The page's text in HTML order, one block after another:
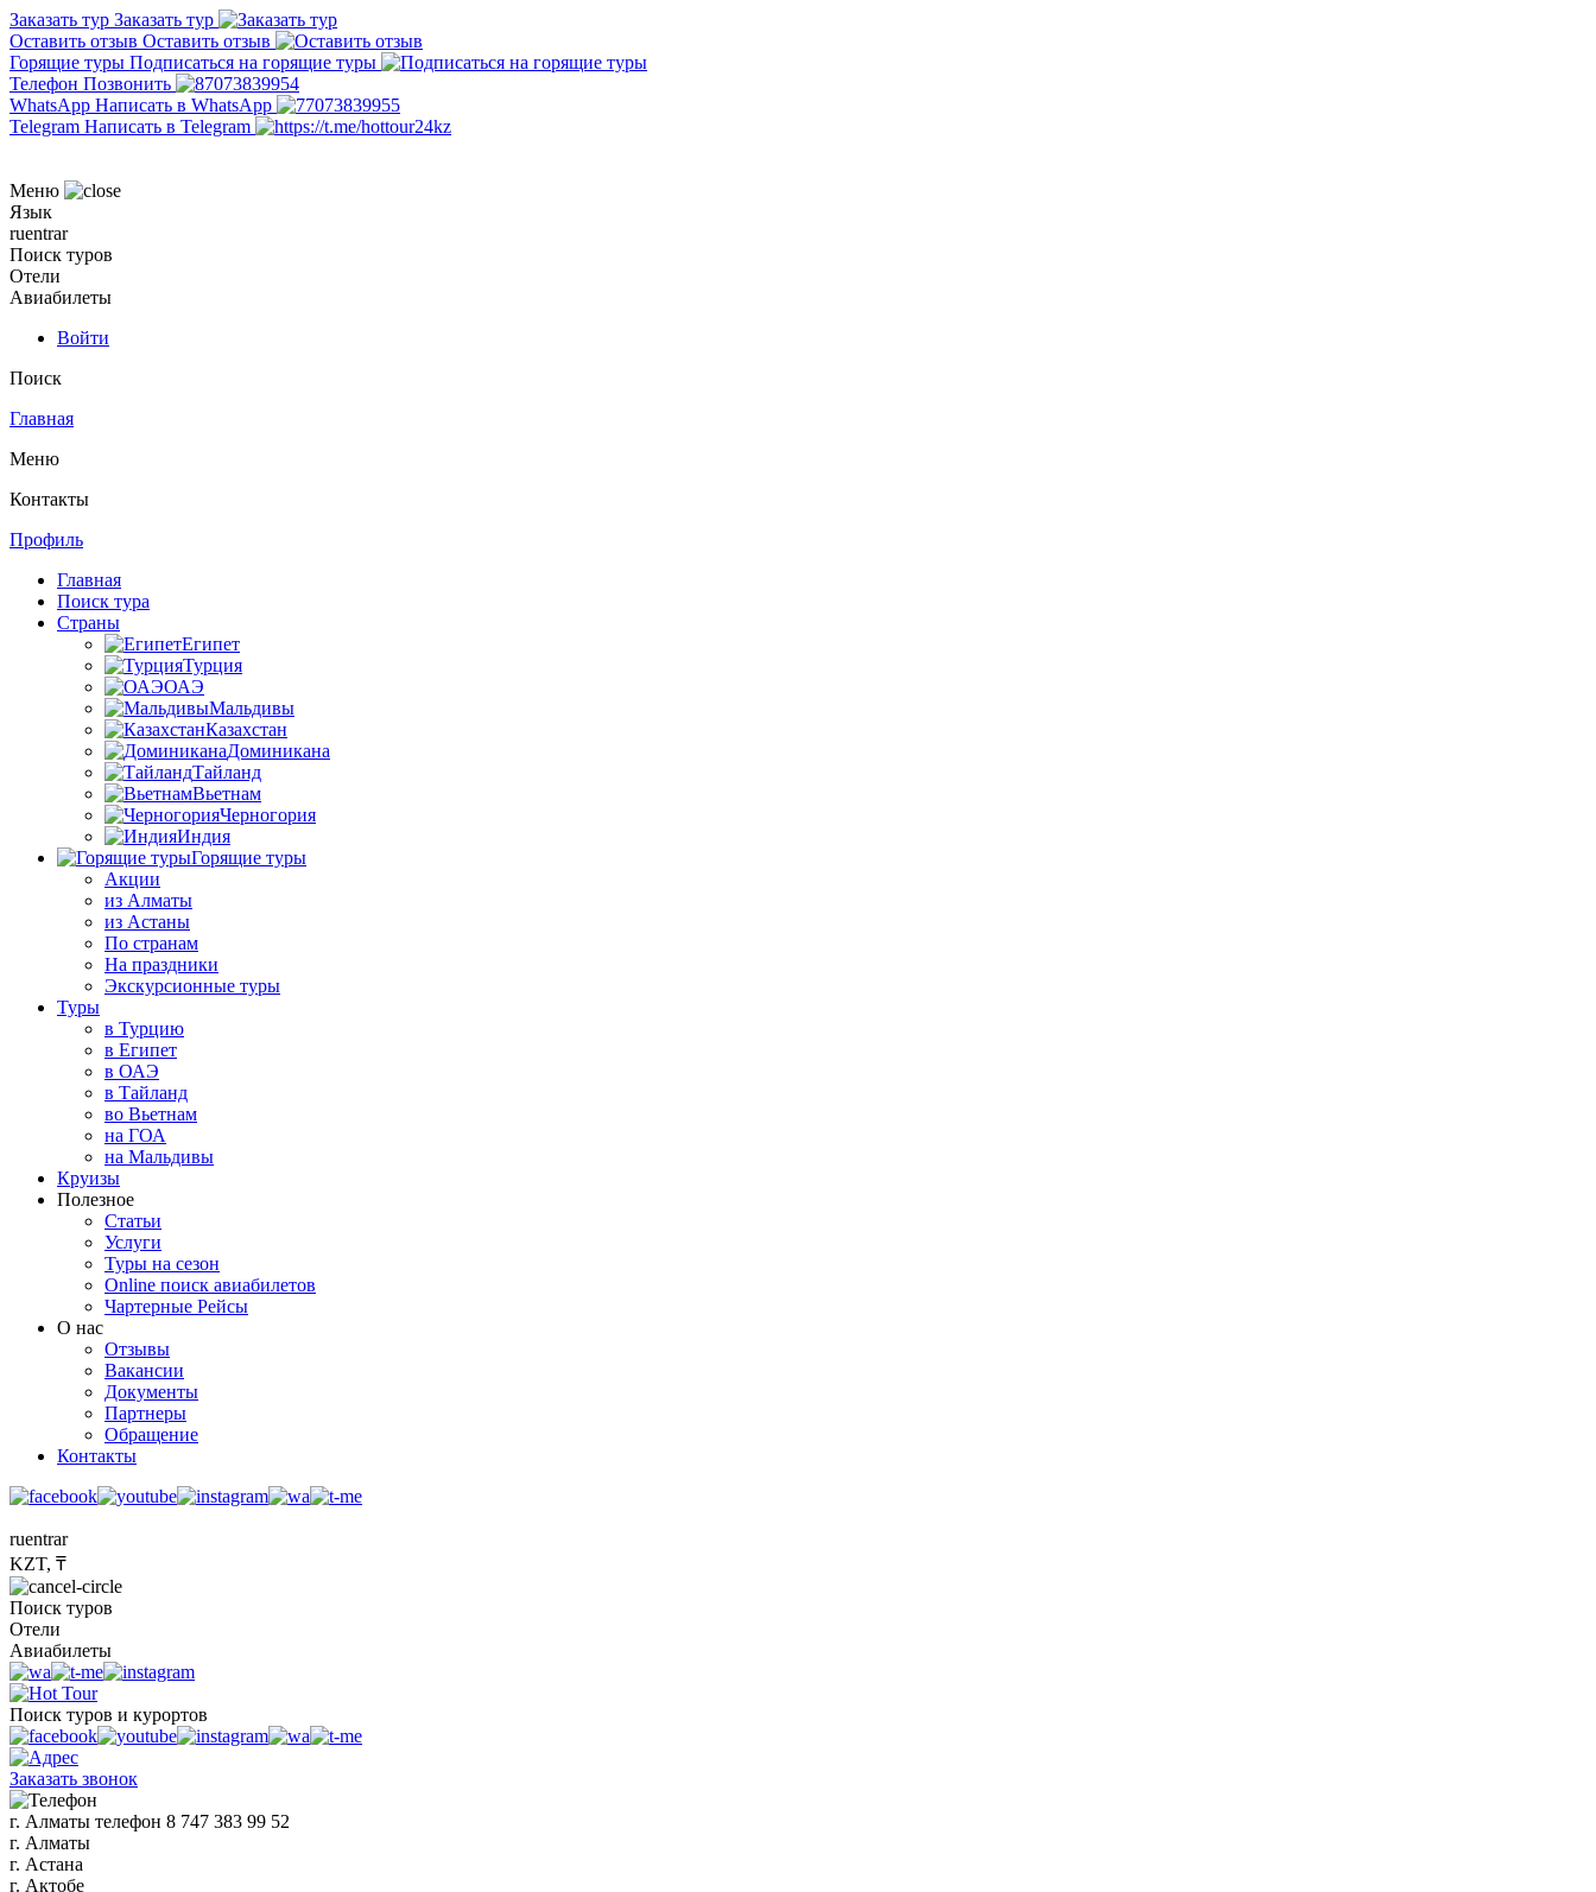
Заказать тур Заказать тур
Оставить отзыв Оставить отзыв
Горящие туры Подписаться на горящие туры
Телефон Позвонить
WhatsApp Написать в WhatsApp
Telegram Написать в Telegram
Меню
Язык
ruentrar
Поиск туров
Отели
Авиабилеты
Войти
Поиск
Главная
Меню
Контакты
Профиль
Главная
Поиск тура
Страны
Египет
Турция
ОАЭ
Мальдивы
Казахстан
Доминикана
Тайланд
Вьетнам
Черногория
Индия
Горящие туры
Акции
из Алматы
из Астаны
По странам
На праздники
Экскурсионные туры
Туры
в Турцию
в Египет
в ОАЭ
в Тайланд
во Вьетнам
на ГОА
на Мальдивы
Круизы
Полезное
Статьи
Услуги
Туры на сезон
Online поиск авиабилетов
Чартерные Рейсы
О нас
Отзывы
Вакансии
Документы
Партнеры
Обращение
Контакты
ruentrar
KZT, ₸
Поиск туров
Отели
Авиабилеты
Поиск туров и курортов
Заказать звонок
г. Алматы телефон 8 747 383 99 52
г. Алматы
г. Астана
г. Актобе